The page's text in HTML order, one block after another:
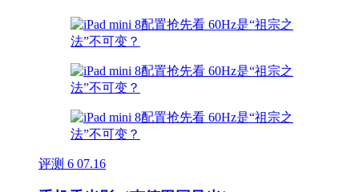
评测 6 07.16